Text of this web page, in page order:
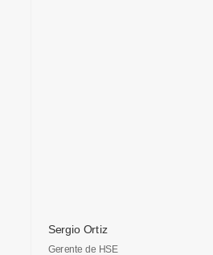
Sergio Ortiz
Gerente de HSE